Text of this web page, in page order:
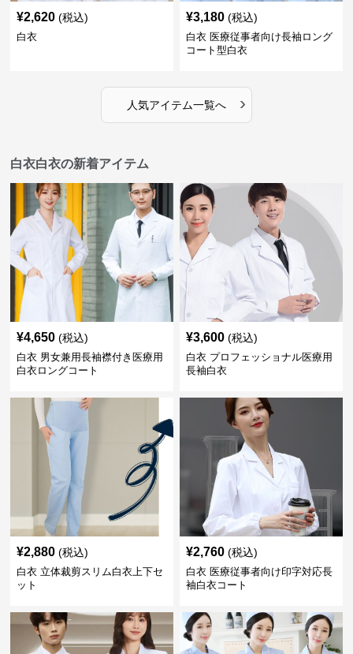
¥2,620 (税込)
白衣
¥3,180 (税込)
白衣 医療従事者向け長袖ロング
コート型白衣
人気アイテム一覧へ ›
白衣白衣の新着アイテム
¥4,650 (税込)
白衣 男女兼用長袖襟付き医療用
白衣ロングコート
¥3,600 (税込)
白衣 プロフェッショナル医療用
長袖白衣
¥2,880 (税込)
白衣 立体裁剪スリム白衣上下セ
ット
¥2,760 (税込)
白衣 医療従事者向け印字対応長
袖白衣コート